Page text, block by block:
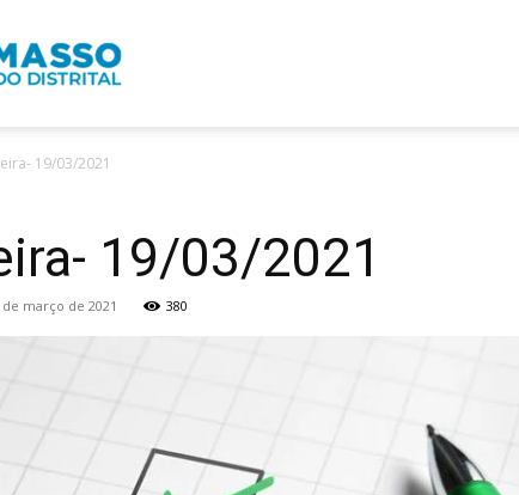
19/03/2021
19/03/2021
de março de 2021 380